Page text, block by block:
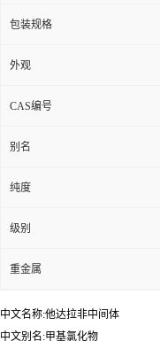
包装规格
外观
CAS编号
别名
纯度
级别
重金属
中文名称:他达拉非中间体
中文别名:甲基氯化物